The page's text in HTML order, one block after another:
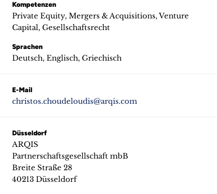
+
Team
Presseanfragen
Kompetenzen
Private Equity, Mergers & Acquisitions, Venture
Capital, Gesellschaftsrecht
Sprachen
Deutsch, Englisch, Griechisch
E-Mail
christos.choudeloudis@arqis.com
Düsseldorf
ARQIS
Partnerschaftsgesellschaft mbB
Breite Straße 28
40213 Düsseldorf